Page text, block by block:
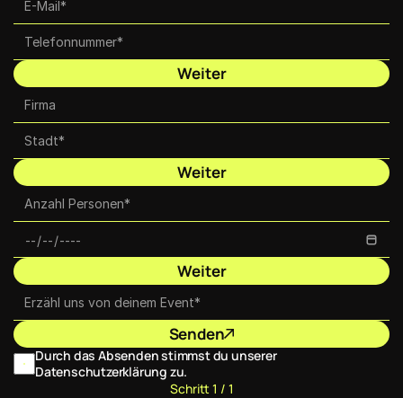
Weiter
Weiter
Weiter
Senden
Durch das Absenden stimmst du unserer
Datenschutzerklärung zu.
Schritt 1 / 1